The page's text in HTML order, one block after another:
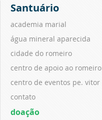
Santuário
academia marial
água mineral aparecida
cidade do romeiro
centro de apoio ao romeiro
centro de eventos pe. vitor
contato
doação